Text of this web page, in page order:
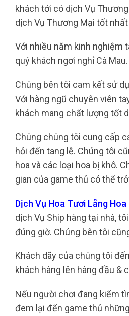
khách tới có dịch Vụ
dịch Vụ Thương Mại tốt
Với nhiều năm kinh nghiệm
quý khách ngơi nghỉ Cà Mau.
Chúng bên tôi cam kết sử
Với hàng ngũ chuyên viên
khách mang chất lượng tốt
Chúng chúng tôi cung cấp
hỏi đến tang lễ. Chúng tôi
hoa và các loại hoa bị khô.
gian của game thủ có thể
Dịch Vụ Hoa Tươi Lẵng
dịch Vụ Ship hàng tại nhà,
đúng giờ. Chúng bên tôi
Khách dãy của chúng tôi
khách hàng lên hàng đầu &
Nếu người chơi đang kiếm
đem lại đến game thủ